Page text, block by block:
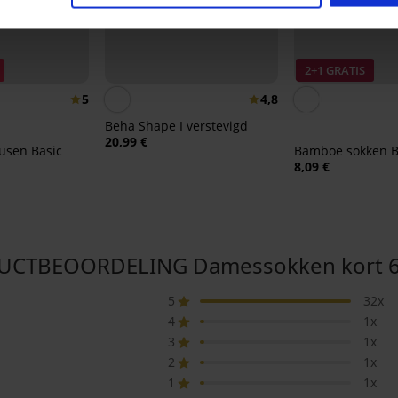
5
Basic
4,8
Beha Shape I verstevigd
20,99 €
2+1 GRATIS
Bamboe sokken
8,09 €
Damessokken kort
5
32x
4
1x
3
1x
2
1x
1
1x